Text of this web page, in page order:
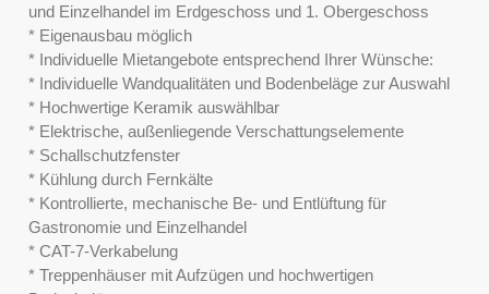
und Einzelhandel im Erdgeschoss und 1. Obergeschoss
* Eigenausbau möglich
* Individuelle Mietangebote entsprechend Ihrer Wünsche:
* Individuelle Wandqualitäten und Bodenbeläge zur Auswahl
* Hochwertige Keramik auswählbar
* Elektrische, außenliegende Verschattungselemente
* Schallschutzfenster
* Kühlung durch Fernkälte
* Kontrollierte, mechanische Be- und Entlüftung für
Gastronomie und Einzelhandel
* CAT-7-Verkabelung
* Treppenhäuser mit Aufzügen und hochwertigen